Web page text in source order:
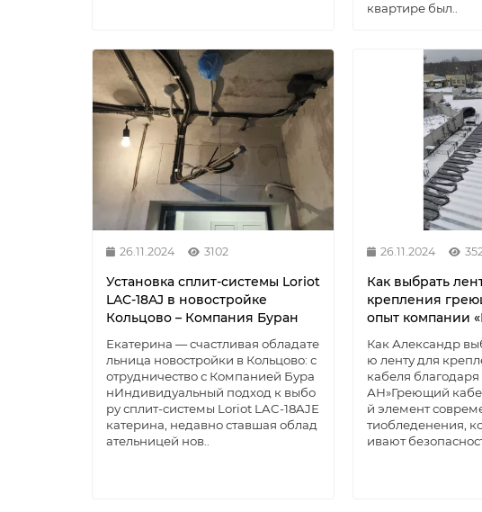
квартире был..
26.11.2024 3102
Установка сплит-системы Loriot
LAC-18AJ в новостройке
Кольцово – Компания Буран
Екатерина — счастливая обладате
льница новостройки в Кольцово: с
отрудничество с Компанией Бура
нИндивидуальный подход к выбо
ру сплит-системы Loriot LAC-18AJЕ
катерина, недавно ставшая облад
ательницей нов..
26.11.2024
Как выбрать
крепления
опыт компании
Как Александр
ю ленту для
кабеля
АН»Греющий
й элемент
тиобледенения,
ивают